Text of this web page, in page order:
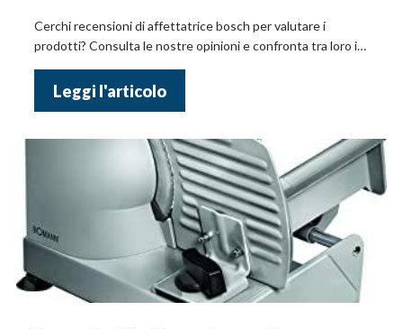
Cerchi recensioni di affettatrice bosch per valutare i
prodotti? Consulta le nostre opinioni e confronta tra loro i
Leggi l'articolo